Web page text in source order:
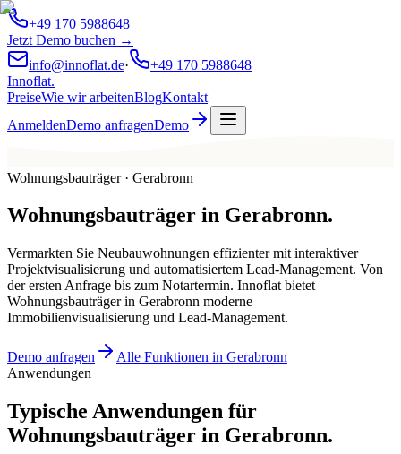
+49 170 5988648
Jetzt Demo buchen →
info@innoflat.de·
+49 170 5988648
Innoflat.
PreiseWie wir arbeitenBlogKontakt
AnmeldenDemo anfragenDemo
Wohnungsbauträger · Gerabronn
Wohnungsbauträger in Gerabronn.
Vermarkten Sie Neubauwohnungen effizienter mit interaktiver
Projektvisualisierung und automatisiertem Lead-Management. Von
der ersten Anfrage bis zum Notartermin. Innoflat bietet
Wohnungsbauträger in Gerabronn moderne
Immobilienvisualisierung und Lead-Management.
Demo anfragen
Alle Funktionen in Gerabronn
Anwendungen
Typische Anwendungen für
Wohnungsbauträger in Gerabronn.